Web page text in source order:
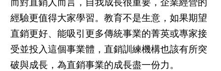
而對直銷人而言，自我成長很重要，企業經營的
經驗更值得大家學習。教育不是生意，如果期望
直銷更好、能吸引更多傳統事業的菁英或專家接
受並投入這個事業體，直銷訓練機構也該有所突
破與成長，為直銷事業的成長盡一份力。